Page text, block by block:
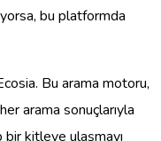
bu platformda
Bu arama motoru,
arama sonuçlarıyla
kitleye ulaşmayı